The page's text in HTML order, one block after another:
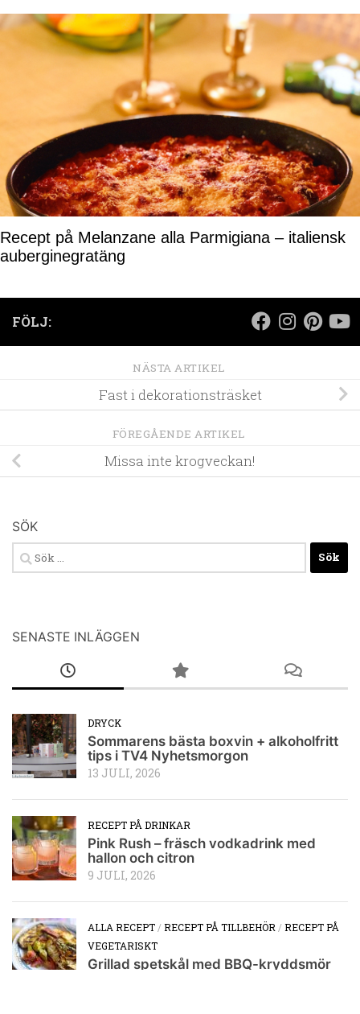
Recept på Melanzane alla Parmigiana – italiensk
auberginegratäng
FÖLJ:
NÄSTA ARTIKEL
Fast i dekorationsträsket
FÖREGÅENDE ARTIKEL
Missa inte krogveckan!
SÖK
Sök
efter:
SENASTE INLÄGGEN
DRYCK
Sommarens bästa boxvin + alkoholfritt
tips i TV4 Nyhetsmorgon
13 JULI, 2026
RECEPT PÅ DRINKAR
Pink Rush – fräsch vodkadrink med
hallon och citron
9 JULI, 2026
ALLA RECEPT /RECEPT PÅ TILLBEHÖR /RECEPT PÅ
VEGETARISKT
Grillad spetskål med BBQ-kryddsmör